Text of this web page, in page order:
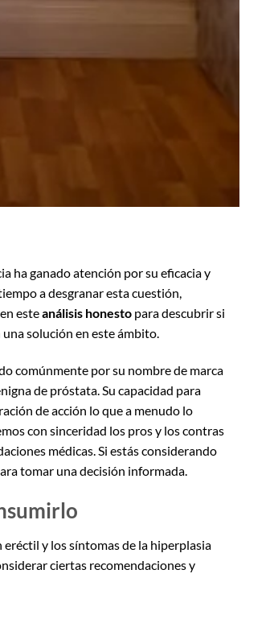
ha ganado atención por su eficacia y
a desgranar esta cuestión,
esteanálisis honesto para descubrir si
una solución en este ámbito.
comúnmente por su nombre de marca
de próstata. Su capacidad para
de acción lo que a menudo lo
con sinceridad los pros y los contras
médicas. Si estás considerando
tomar una decisión informada.
y los síntomas de la hiperplasia
ciertas recomendaciones y